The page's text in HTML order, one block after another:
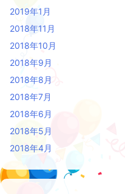
2019年1月
2018年11月
2018年10月
2018年9月
2018年8月
2018年7月
2018年6月
2018年5月
2018年4月